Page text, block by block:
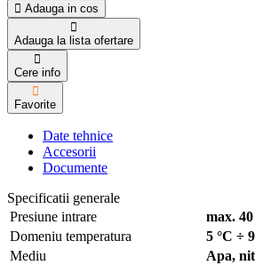
Adauga in cos
Adauga la lista ofertare
Cere info
Favorite
Date tehnice
Accesorii
Documente
Specificatii generale
Presiune intrare
max.
Domeniu temperatura
5 °C ÷
Mediu
Apa,